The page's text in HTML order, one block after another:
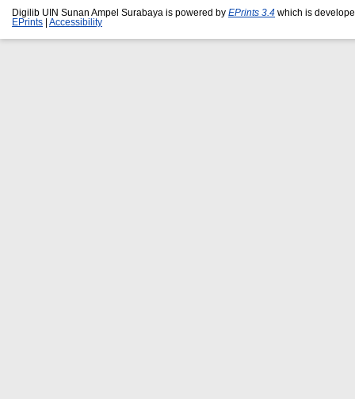
Digilib UIN Sunan Ampel Surabaya is powered by EPrints 3.4 which is
EPrints
Accessibility